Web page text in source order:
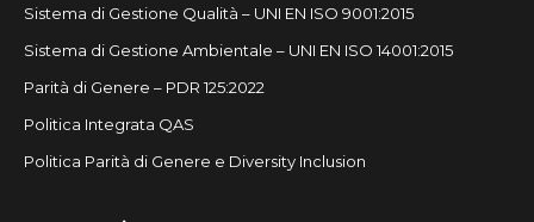
Sistema di Gestione Qualità – UNI EN ISO 9001:2015
Sistema di Gestione Ambientale – UNI EN ISO 14001:2015
Parità di Genere – PDR 125:2022
Politica Integrata QAS
Politica Parità di Genere e Diversity Inclusion